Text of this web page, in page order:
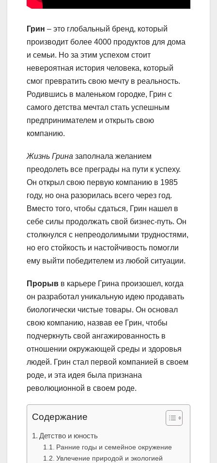
Грин – это глобальный бренд, который
производит более 4000 продуктов для дома
и семьи. Но за этим успехом стоит
невероятная история человека, который
смог превратить свою мечту в реальность.
Родившись в маленьком городке, Грин с
самого детства мечтал стать успешным
предпринимателем и открыть свою
компанию.
Жизнь Грина заполнала желанием
преодолеть все преграды на пути к успеху.
Он открыл свою первую компанию в 1985
году, но она разорилась всего через год.
Вместо того, чтобы сдаться, Грин нашел в
себе силы продолжать свой бизнес-путь. Он
столкнулся с непреодолимыми трудностями,
но его стойкость и настойчивость помогли
ему выйти победителем из любой ситуации.
Прорыв в карьере Грина произошел, когда
он разработал уникальную идею продавать
биологически чистые товары. Он основал
свою компанию, назвав ее Грин, чтобы
подчеркнуть свой ангажированность в
отношении окружающей среды и здоровья
людей. Грин стал первой компанией в своем
роде, и эта идея была признана
революционной в своем роде.
Содержание
Детство и юность
Ранние годы и семейное окружение
Увлечение природой и экологией